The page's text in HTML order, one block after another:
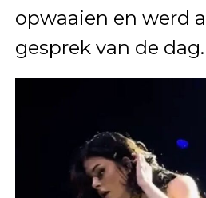
opwaaien en werd
gesprek van de dag.